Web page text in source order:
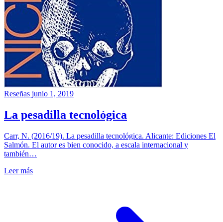
Reseñas junio 1, 2019
La pesadilla tecnológica
Carr, N. (2016/19). La pesadilla tecnológica. Alicante: Ediciones El
Salmón. El autor es bien conocido, a escala internacional y
también…
Leer más